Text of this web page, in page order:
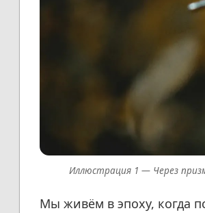
Через
Мы живём в эпоху, когда